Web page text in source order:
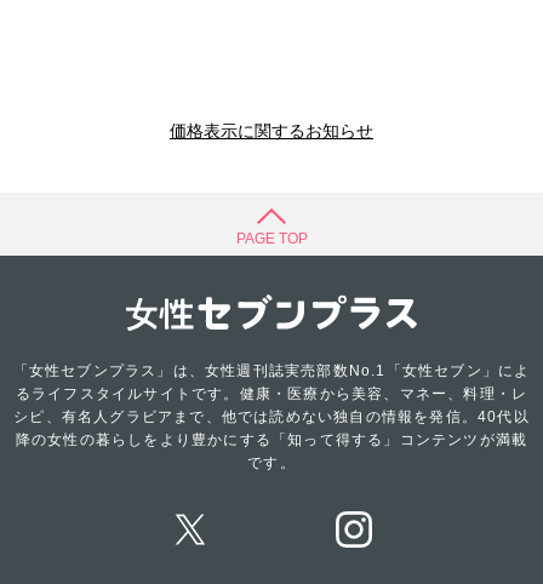
価格表示に関するお知らせ
PAGE TOP
「女性セブンプラス」は、女性週刊誌実売部数No.1「女性セブン」によ
るライフスタイルサイトです。健康・医療から美容、マネー、料理・レ
シピ、有名人グラビアまで、他では読めない独自の情報を発信。40代以
降の女性の暮らしをより豊かにする「知って得する」コンテンツが満載
です。